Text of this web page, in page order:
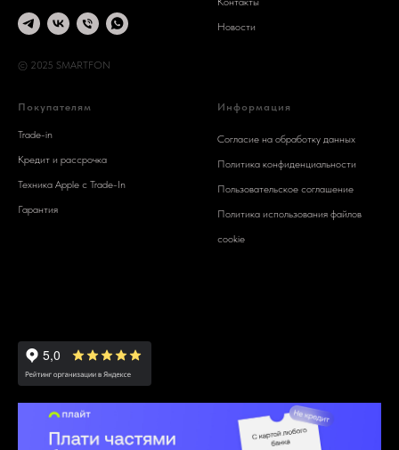
© 2025 SMARTFON
Новости
Покупателям
Trade-in
Кредит и рассрочка
Техника Apple c Trade-In
Гарантия
Информация
Согласие на обработку данных
Политика конфиденциальности
Пользовательское соглашение
Политика использования файлов
cookie